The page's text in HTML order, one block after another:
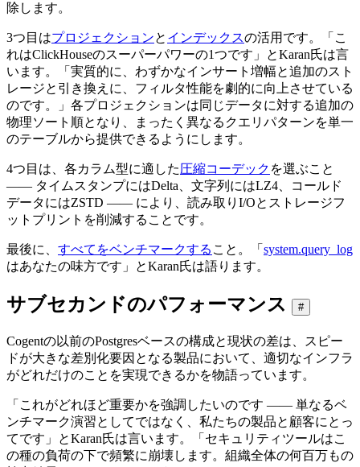
除します。
3つ目はプロジェクションと インデックスの活用です。「こ
れはClickHouseのスーパーパワーの1つです」とKaran氏は言
います。「実質的に、わずかなインサート増幅と追加のスト
レージと引き換えに、フィルタ性能を劇的に向上させている
のです。」各プロジェクションは同じデータに対する追加の
物理ソート順となり、まったく異なるクエリパターンを単一
のテーブルから提供できるようにします。
4つ目は、各カラム型に適した圧縮コーデック を選ぶこと
―― タイムスタンプにはDelta、文字列にはLZ4、コールド
データにはZSTD ―― により、読み取りI/Oとストレージフ
ットプリントを削減することです。
最後に、 すべてをベンチマークする こと。「 system.query_log
はあなたの味方です」とKaran氏は語ります。
サブセカンドのパフォーマンス #
Cogentの以前のPostgresベースの構成と現状の差は、スピー
ドが大きな差別化要因となる製品において、適切なインフラ
がどれだけのことを実現できるかを物語っています。
「これがどれほど重要かを強調したいのです ―― 単なるベ
ンチマーク演習としてではなく、私たちの製品と顧客にとっ
てです」とKaran氏は言います。「セキュリティツールはこ
の種の負荷の下で頻繁に崩壊します。組織全体の何百万もの